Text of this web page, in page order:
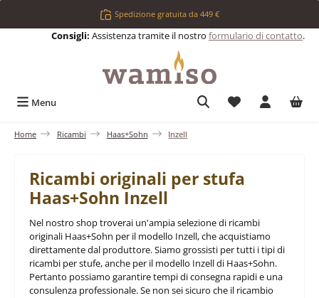
Passa al contenuto principaleSpedizione gratuita da 449 €
Consigli: Assistenza tramite il nostro formulario di contatto.
Menu Hai 0 articoli
Home Ricambi Haas+Sohn Inzell
Ricambi originali per stufa
Haas+Sohn Inzell
Nel nostro shop troverai un'ampia selezione di ricambi
originali Haas+Sohn per il modello Inzell, che acquistiamo
direttamente dal produttore. Siamo grossisti per tutti i tipi di
ricambi per stufe, anche per il modello Inzell di Haas+Sohn.
Pertanto possiamo garantire tempi di consegna rapidi e una
consulenza professionale. Se non sei sicuro che il ricambio